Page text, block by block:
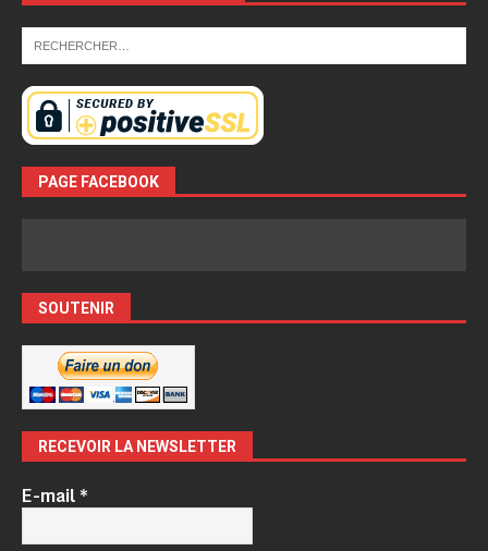
PAGE FACEBOOK
SOUTENIR
RECEVOIR LA NEWSLETTER
E-mail*